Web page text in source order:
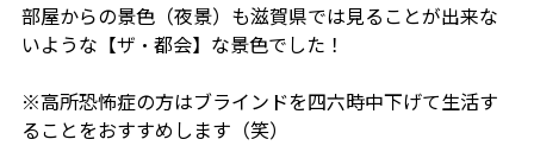
部屋からの景色（夜景）も滋賀県では見ることが出来な
いような【ザ・都会】な景色でした！
※高所恐怖症の方はブラインドを四六時中下げて生活す
ることをおすすめします（笑）